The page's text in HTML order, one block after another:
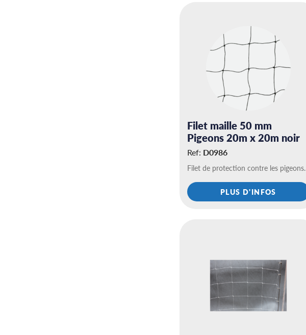
Filet maille 50 mm
Pigeons 20m x 20m noir
Ref: D0986
Filet de protection contre les pigeons.
PLUS D'INFOS